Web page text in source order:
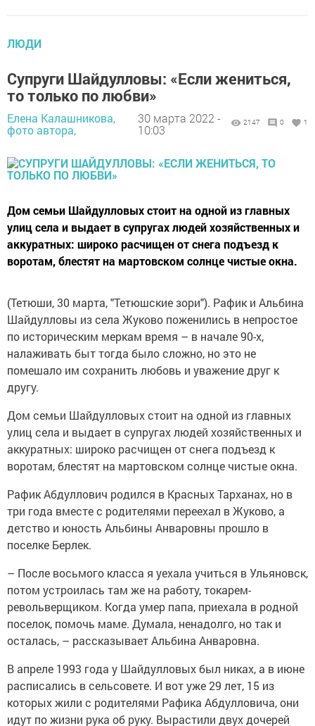
ЛЮДИ
Супруги Шайдулловы: «Если жениться,
то только по любви»
Елена Калашникова,
фото автора,
30 марта 2022 -
10:03
2147 0 1
Дом семьи Шайдулловых стоит на одной из главных
улиц села и выдает в супругах людей хозяйственных и
аккуратных: широко расчищен от снега подъезд к
воротам, блестят на мартовском солнце чистые окна.
(Тетюши, 30 марта, "Тетюшские зори"). Рафик и Альбина
Шайдулловы из села Жуково поженились в непростое
по историческим меркам время – в начале 90-х,
налаживать быт тогда было сложно, но это не
помешало им сохранить любовь и уважение друг к
другу.
Дом семьи Шайдулловых стоит на одной из главных
улиц села и выдает в супругах людей хозяйственных и
аккуратных: широко расчищен от снега подъезд к
воротам, блестят на мартовском солнце чистые окна.
Рафик Абдуллович родился в Красных Тарханах, но в
три года вместе с родителями переехал в Жуково, а
детство и юность Альбины Анваровны прошло в
поселке Берлек.
– После восьмого класса я уехала учиться в Ульяновск,
потом устроилась там же на работу, токарем-
револьверщиком. Когда умер папа, приехала в родной
поселок, помочь маме. Думала, ненадолго, но так и
осталась, – рассказывает Альбина ­Анваровна.
В апреле 1993 года у Шайдулловых был никах, а в июне
расписались в сельсовете. И вот уже 29 лет, 15 из
которых жили с родителями Рафика Абдулловича, они
идут по жизни рука об руку. Вырастили двух дочерей